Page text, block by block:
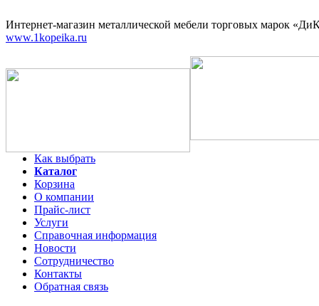
Интернет-магазин металлической мебели торговых марок
www.1kopeika.ru
Как выбрать
Каталог
Корзина
О компании
Прайс-лист
Услуги
Справочная информация
Новости
Сотрудничество
Контакты
Обратная связь